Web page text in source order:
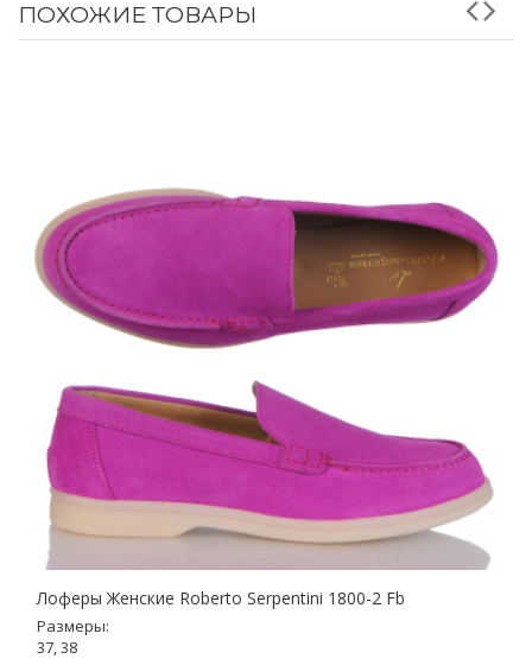
ПОХОЖИЕ ТОВАРЫ
Лоферы Женские Roberto Serpentini 1800-2 Fb
Размеры:
37, 38